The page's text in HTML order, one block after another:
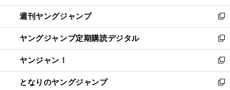
開
く
ウ
で
開
く
ン
ド
ウ
で
開
く
ウ
ィ
ン
ド
ウ
で
開
く
週刊ヤングジャンプ
新
し
い
ウ
ィ
ン
ド
ヤングジャンプ定期購読デジタル
新
し
い
ウ
ィ
ヤンジャン！
新
し
い
となりのヤングジャンプ
新